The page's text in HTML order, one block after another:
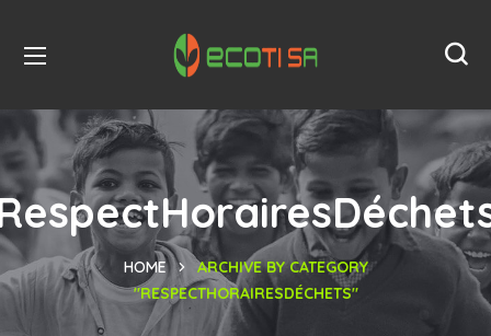
HOME
ARCHIVE BY CATEGORY
"RESPECTHORAIRESDÉCHETS"